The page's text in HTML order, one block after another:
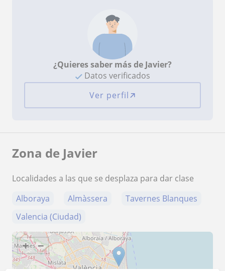
¿Quieres saber más de Javier?
Datos verificados
Ver perfil
Zona de Javier
Localidades a las que se desplaza para dar clase
Alboraya
Almàssera
Tavernes Blanques
Valencia (Ciudad)
+ −